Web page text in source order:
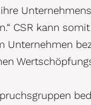
CSR kann
Unternehmen